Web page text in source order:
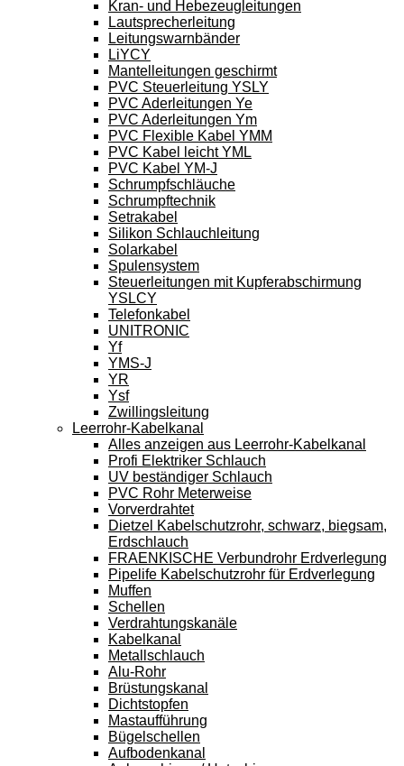
Kran- und Hebezeugleitungen
Lautsprecherleitung
Leitungswarnbänder
LiYCY
Mantelleitungen geschirmt
PVC Steuerleitung YSLY
PVC Aderleitungen Ye
PVC Aderleitungen Ym
PVC Flexible Kabel YMM
PVC Kabel leicht YML
PVC Kabel YM-J
Schrumpfschläuche
Schrumpftechnik
Setrakabel
Silikon Schlauchleitung
Solarkabel
Spulensystem
Steuerleitungen mit Kupferabschirmung
YSLCY
Telefonkabel
UNITRONIC
Yf
YMS-J
YR
Ysf
Zwillingsleitung
Leerrohr-Kabelkanal
Alles anzeigen aus Leerrohr-Kabelkanal
Profi Elektriker Schlauch
UV beständiger Schlauch
PVC Rohr Meterweise
Vorverdrahtet
Dietzel Kabelschutzrohr, schwarz, biegsam,
Erdschlauch
FRAENKISCHE Verbundrohr Erdverlegung
Pipelife Kabelschutzrohr für Erdverlegung
Muffen
Schellen
Verdrahtungskanäle
Kabelkanal
Metallschlauch
Alu-Rohr
Brüstungskanal
Dichtstopfen
Mastaufführung
Bügelschellen
Aufbodenkanal